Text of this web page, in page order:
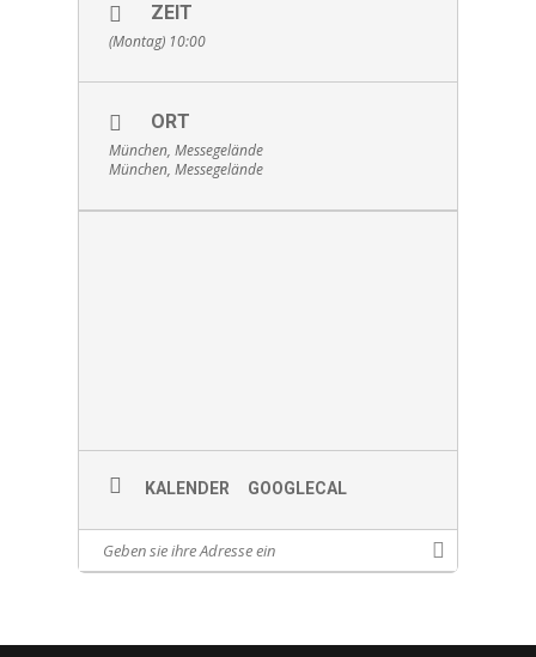
ZEIT
(Montag) 10:00
ORT
München, Messegelände
München, Messegelände
KALENDER GOOGLECAL